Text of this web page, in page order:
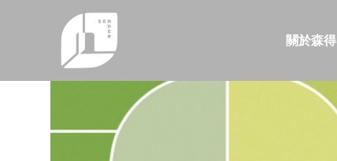
關於森得